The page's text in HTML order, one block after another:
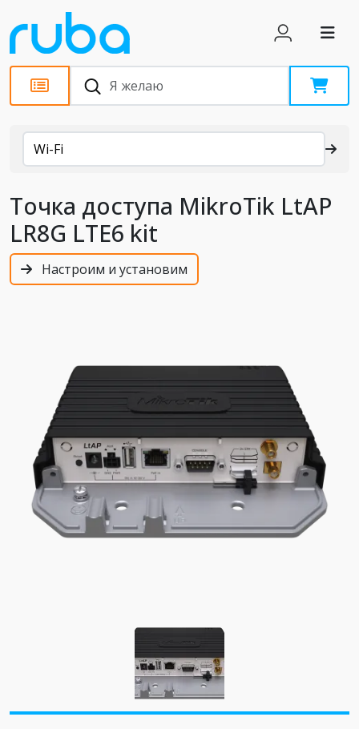
Каталог
Wi-Fi
Точка доступа MikroTik LtAP
LR8G LTE6 kit
Настроим и установим